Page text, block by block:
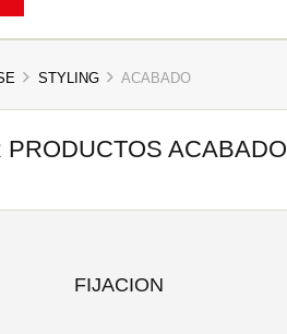
STYLING ACABADO
PRODUCTOS ACABADO
FIJACION